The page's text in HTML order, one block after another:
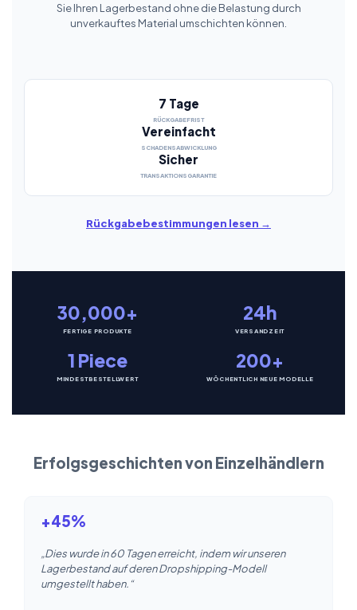
Sie Ihren Lagerbestand ohne die Belastung durch
unverkauftes Material umschichten können.
7 Tage
RÜCKGABEFRIST
Vereinfacht
SCHADENSABWICKLUNG
Sicher
TRANSAKTIONSGARANTIE
Rückgabebestimmungen lesen →
30,000+
FERTIGE PRODUKTE
24h
VERSANDZEIT
1 Piece
MINDESTBESTELLWERT
200+
WÖCHENTLICH NEUE MODELLE
Erfolgsgeschichten von Einzelhändlern
+45%
„Dies wurde in 60 Tagen erreicht, indem wir unseren
Lagerbestand auf deren Dropshipping-Modell
umgestellt haben.“